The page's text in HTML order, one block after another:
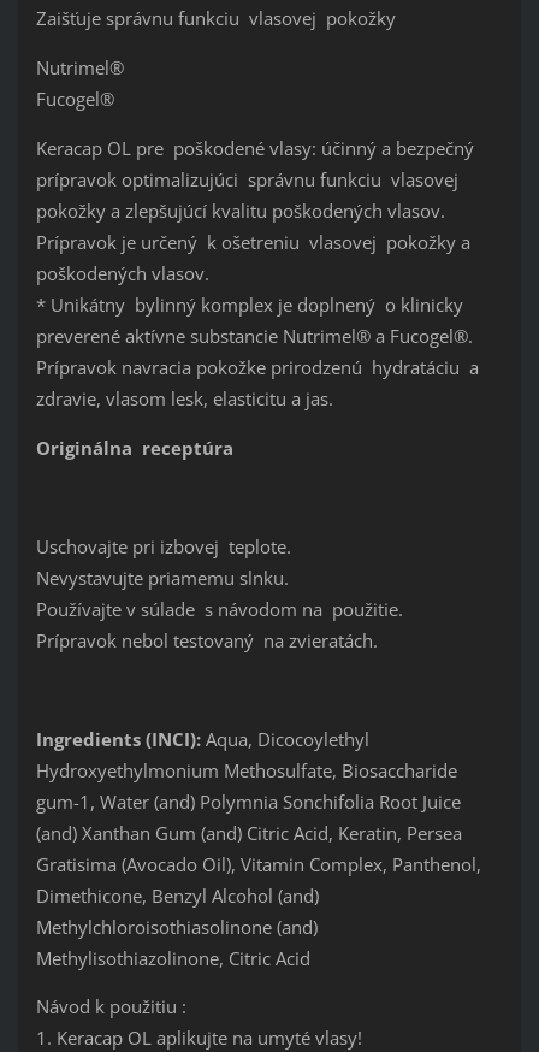
Zaišťuje správnu funkciu vlasovej pokožky
Nutrimel®
Fucogel®
Keracap OL pre poškodené vlasy: účinný a bezpečný
prípravok optimalizujúci správnu funkciu vlasovej
pokožky a zlepšujúcí kvalitu poškodených vlasov.
Prípravok je určený k ošetreniu vlasovej pokožky a
poškodených vlasov.
* Unikátny bylinný komplex je doplnený o klinicky
preverené aktívne substancie Nutrimel® a Fucogel®.
Prípravok navracia pokožke prirodzenú hydratáciu a
zdravie, vlasom lesk, elasticitu a jas.
Originálna receptúra
Uschovajte pri izbovej teplote.
Nevystavujte priamemu slnku.
Používajte v súlade s návodom na použitie.
Prípravok nebol testovaný na zvieratách.
Ingredients (INCI): Aqua, Dicocoylethyl
Hydroxyethylmonium Methosulfate, Biosaccharide
gum-1, Water (and) Polymnia Sonchifolia Root Juice
(and) Xanthan Gum (and) Citric Acid, Keratin, Persea
Gratisima (Avocado Oil), Vitamin Complex, Panthenol,
Dimethicone, Benzyl Alcohol (and)
Methylchloroisothiasolinone (and)
Methylisothiazolinone, Citric Acid
Návod k použitiu :
1. Keracap OL aplikujte na umyté vlasy!